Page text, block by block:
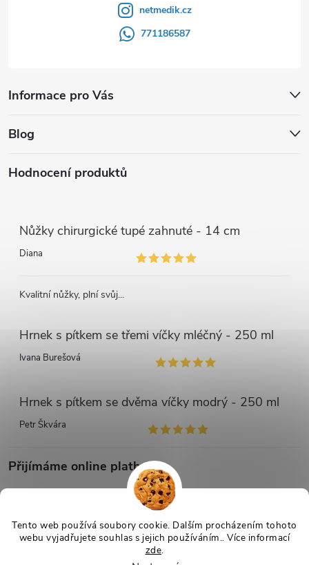
Tento web používá soubory cookie. Dalším procházením tohoto
webu vyjadřujete souhlas s jejich používáním.. Více informací
zde.
Informace pro Vás
netmedik.cz
771186587
Blog
Hodnocení produktů
Nůžky chirurgické tupé zahnuté - 14 cm
Diana
Kvalitní nůžky, plní svůj...
Hrnek s pítkem se třemi víčky mléčný - 250 ml
Ivana Burešová
Hrnek s pítkem se dvěma víčky modrý - 250 ml
Petr Škvára
Přijímáme online platby
. Všechna práva vyhrazena.